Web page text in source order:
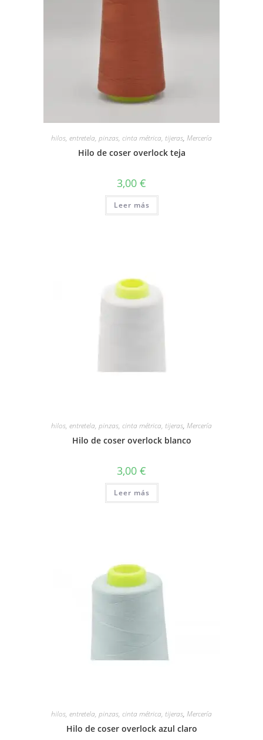
hilos, entretela, pinzas, cinta métrica, tijeras, Mercería
Hilo de coser overlock teja
3,00 €
Leer más
hilos, entretela, pinzas, cinta métrica, tijeras, Mercería
Hilo de coser overlock blanco
3,00 €
Leer más
hilos, entretela, pinzas, cinta métrica, tijeras, Mercería
Hilo de coser overlock azul claro